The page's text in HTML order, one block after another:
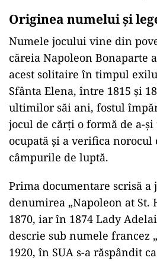
Originea numelui și
Numele jocului vine din
căreia Napoleon Bonaparte
acest solitaire în timpul
Sfânta Elena, între 1815 și
ultimilor săi ani, fostul
jocul de cărți o formă de a-
ocupată și a verifica norocul
câmpurile de luptă.
Prima documentare scrisă a
denumirea „Napoleon at St.
1870, iar în 1874 Lady
descrie sub numele francez
1920, în SUA s-a răspândit